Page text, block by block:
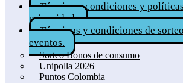
Términos, condiciones y
privacidad.
Términos y condiciones de
eventos.
Sorteo Bonos de consumo
Unipolla 2026
Puntos Colombia